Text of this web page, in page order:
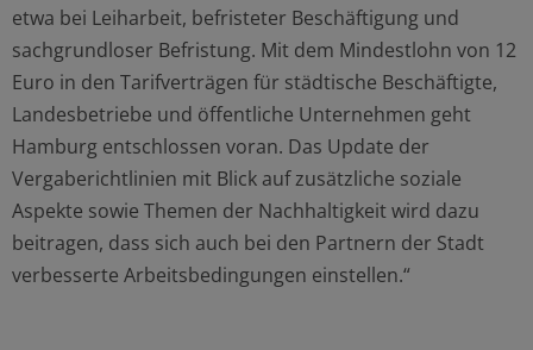
etwa bei Leiharbeit, befristeter Beschäftigung und
sachgrundloser Befristung. Mit dem Mindestlohn von 12
Euro in den Tarifverträgen für städtische Beschäftigte,
Landesbetriebe und öffentliche Unternehmen geht
Hamburg entschlossen voran. Das Update der
Vergaberichtlinien mit Blick auf zusätzliche soziale
Aspekte sowie Themen der Nachhaltigkeit wird dazu
beitragen, dass sich auch bei den Partnern der Stadt
verbesserte Arbeitsbedingungen einstellen.“